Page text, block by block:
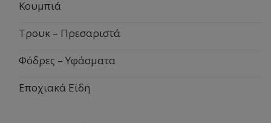
Κουμπιά
Τρουκ – Πρεσαριστά
Φόδρες – Υφάσματα
Εποχιακά Είδη